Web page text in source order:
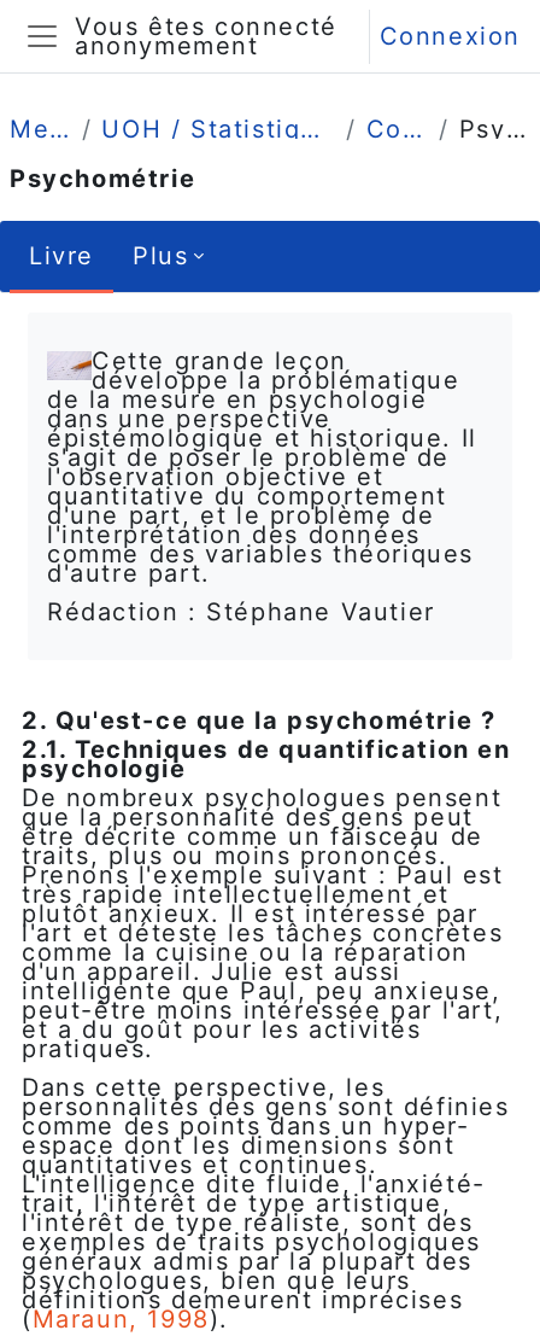
Passer au contenu principal
Panneau latéral
Vous êtes connecté
anonymement Connexion
Mes cours UOH / Statistique et Psychométrie en L1 Comprendre
Psychométrie
Psychométrie
Livre Plus
Cette grande leçon
développe la problématique
de la mesure en psychologie
dans une perspective
épistémologique et historique. Il
s'agit de poser le problème de
l'observation objective et
quantitative du comportement
d'une part, et le problème de
l'interprétation des données
comme des variables théoriques
d'autre part.
Rédaction : Stéphane Vautier
2. Qu'est-ce que la psychométrie ?
2.1. Techniques de quantification en
psychologie
De nombreux psychologues pensent
que la personnalité des gens peut
être décrite comme un faisceau de
traits, plus ou moins prononcés.
Prenons l'exemple suivant : Paul est
très rapide intellectuellement et
plutôt anxieux. Il est intéressé par
l'art et déteste les tâches concrètes
comme la cuisine ou la réparation
d'un appareil. Julie est aussi
intelligente que Paul, peu anxieuse,
peut-être moins intéressée par l'art,
et a du goût pour les activités
pratiques.
Dans cette perspective, les
personnalités des gens sont définies
comme des points dans un hyper-
espace dont les dimensions sont
quantitatives et continues.
L'intelligence dite fluide, l'anxiété-
trait, l'intérêt de type artistique,
l'intérêt de type réaliste, sont des
exemples de traits psychologiques
généraux admis par la plupart des
psychologues, bien que leurs
définitions demeurent imprécises
(Maraun, 1998).